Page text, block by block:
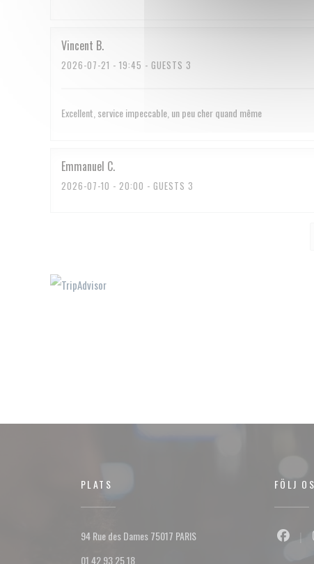
Vincent B
2026-07-21 - 19:45 - GUESTS 3
Excellent, service impeccable, un peu cher quand même
Emmanuel C
2026-07-10 - 20:00 - GUESTS 3
PLATS
94 Rue des Dames 75017 PARIS((öppnas i ett nytt fönster))
01 42 93 25 18
FÖLJ